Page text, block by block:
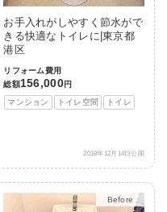
お手入れがしやすく節水がで
きる快適なトイレに|東京都
港区
リフォーム費用
総額156,000円
マンション
トイレ空間 トイレ
2018年12月14日公開
After